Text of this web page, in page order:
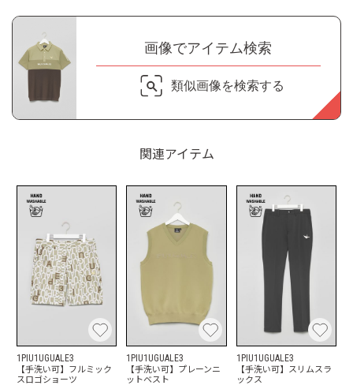
画像でアイテム検索
類似画像を検索する
関連アイテム
1PIU1UGUALE3
【手洗い可】フルミック
スロゴショーツ
1PIU1UGUALE3
【手洗い可】プレーンニ
ットベスト
1PIU1UGUALE3
【手洗い可】スリムスラ
ックス